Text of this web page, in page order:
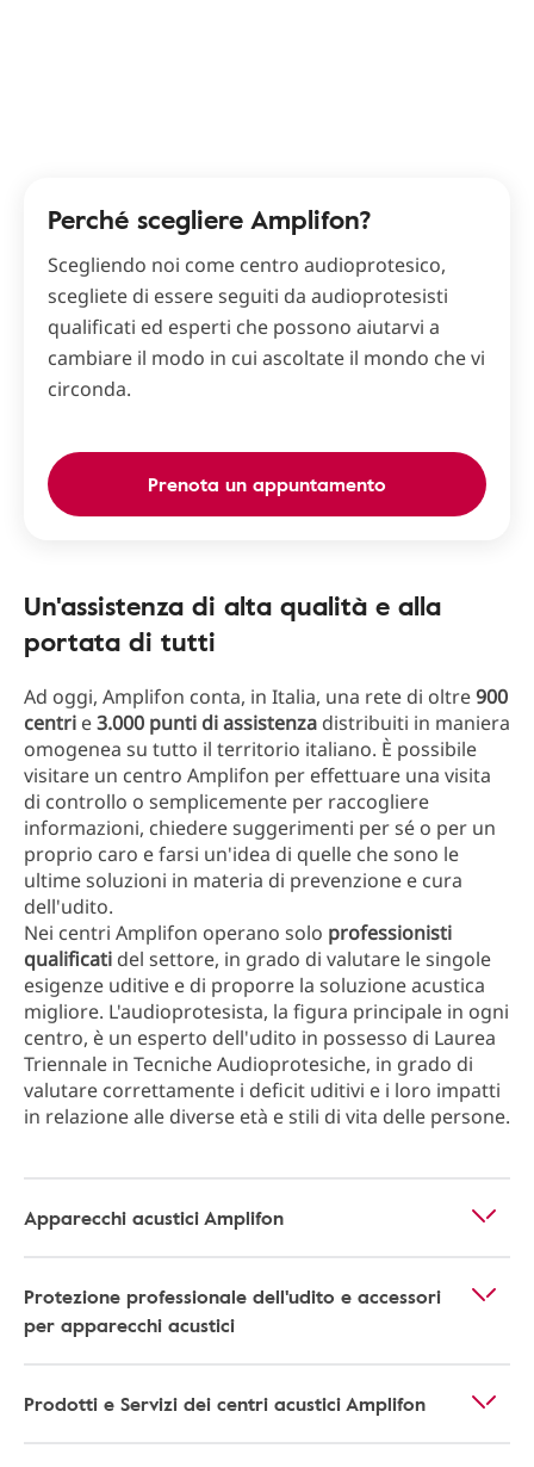
Perché scegliere Amplifon?
Scegliendo noi come centro audioprotesico,
scegliete di essere seguiti da audioprotesisti
qualificati ed esperti che possono aiutarvi a
cambiare il modo in cui ascoltate il mondo che vi
circonda.
Prenota un appuntamento
Un'assistenza di alta qualità e alla
portata di tutti
Ad oggi, Amplifon conta, in Italia, una rete di oltre900
centri e3.000 punti di assistenza distribuiti in maniera
omogenea su tutto il territorio italiano. È possibile
visitare un centro Amplifon per effettuare una visita
di controllo o semplicemente per raccogliere
informazioni, chiedere suggerimenti per sé o per un
proprio caro e farsi un'idea di quelle che sono le
ultime soluzioni in materia di prevenzione e cura
dell'udito.
Nei centri Amplifon operano solo professionisti
qualificati del settore, in grado di valutare le singole
esigenze uditive e di proporre la soluzione acustica
migliore. L'audioprotesista, la figura principale in ogni
centro, è un esperto dell'udito in possesso di Laurea
Triennale in Tecniche Audioprotesiche, in grado di
valutare correttamente i deficit uditivi e i loro impatti
in relazione alle diverse età e stili di vita delle persone.
Apparecchi acustici Amplifon
Protezione professionale dell'udito e accessori
per apparecchi acustici
Prodotti e Servizi dei centri acustici Amplifon